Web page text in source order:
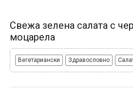
Свежа зелена салата с
моцарела
Вегетариански Здравословно